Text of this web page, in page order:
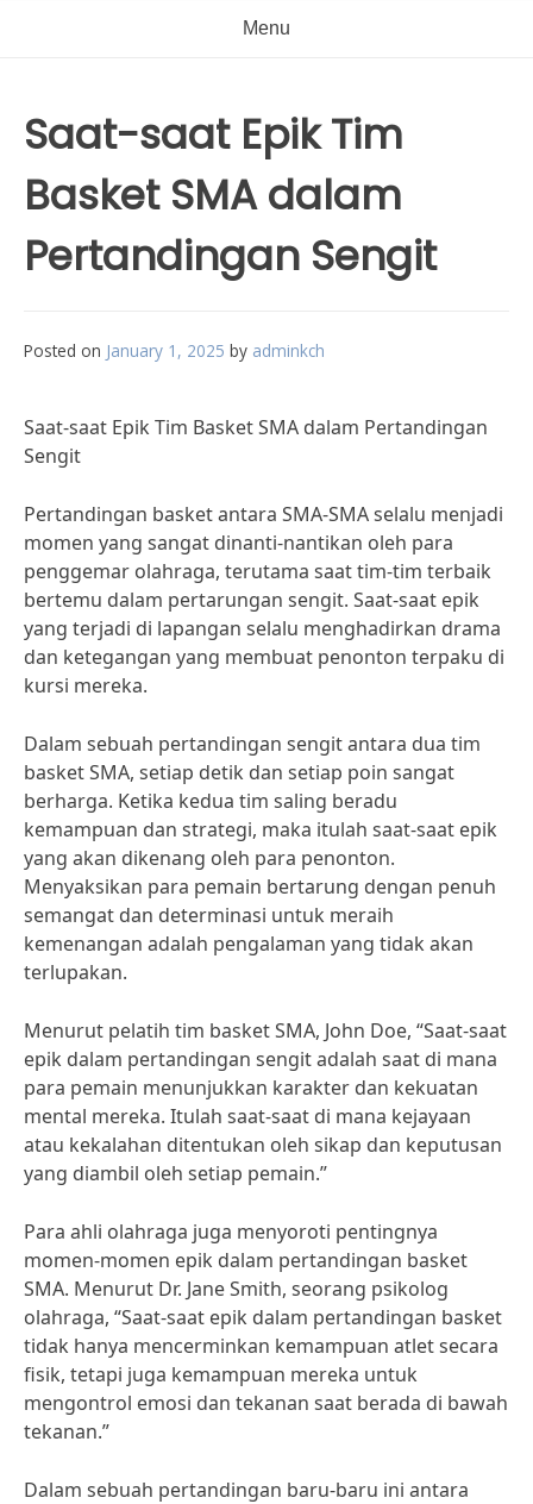
Menu
Saat-saat Epik Tim
Basket SMA dalam
Pertandingan Sengit
Posted on January 1, 2025 by adminkch
Saat-saat Epik Tim Basket SMA dalam Pertandingan
Sengit
Pertandingan basket antara SMA-SMA selalu menjadi
momen yang sangat dinanti-nantikan oleh para
penggemar olahraga, terutama saat tim-tim terbaik
bertemu dalam pertarungan sengit. Saat-saat epik
yang terjadi di lapangan selalu menghadirkan drama
dan ketegangan yang membuat penonton terpaku di
kursi mereka.
Dalam sebuah pertandingan sengit antara dua tim
basket SMA, setiap detik dan setiap poin sangat
berharga. Ketika kedua tim saling beradu
kemampuan dan strategi, maka itulah saat-saat epik
yang akan dikenang oleh para penonton.
Menyaksikan para pemain bertarung dengan penuh
semangat dan determinasi untuk meraih
kemenangan adalah pengalaman yang tidak akan
terlupakan.
Menurut pelatih tim basket SMA, John Doe, “Saat-saat
epik dalam pertandingan sengit adalah saat di mana
para pemain menunjukkan karakter dan kekuatan
mental mereka. Itulah saat-saat di mana kejayaan
atau kekalahan ditentukan oleh sikap dan keputusan
yang diambil oleh setiap pemain.”
Para ahli olahraga juga menyoroti pentingnya
momen-momen epik dalam pertandingan basket
SMA. Menurut Dr. Jane Smith, seorang psikolog
olahraga, “Saat-saat epik dalam pertandingan basket
tidak hanya mencerminkan kemampuan atlet secara
fisik, tetapi juga kemampuan mereka untuk
mengontrol emosi dan tekanan saat berada di bawah
tekanan.”
Dalam sebuah pertandingan baru-baru ini antara